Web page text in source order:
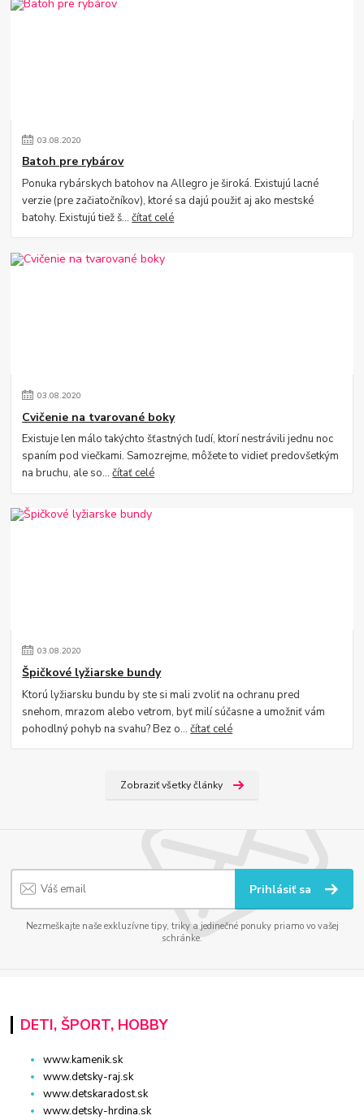
03.08.2020
Batoh pre rybárov
Ponuka rybárskych batohov na Allegro je široká. Existujú lacné
verzie (pre začiatočníkov), ktoré sa dajú použiť aj ako mestské
batohy. Existujú tiež š...čítať celé
03.08.2020
Cvičenie na tvarované boky
Existuje len málo takýchto šťastných ľudí, ktorí nestrávili jednu noc
spaním pod viečkami. Samozrejme, môžete to vidieť predovšetkým
na bruchu, ale so...čítať celé
03.08.2020
Špičkové lyžiarske bundy
Ktorú lyžiarsku bundu by ste si mali zvoliť na ochranu pred
snehom, mrazom alebo vetrom, byť milí súčasne a umožniť vám
pohodlný pohyb na svahu? Bez o...čítať celé
Zobraziť všetky články
Prihlásiť sa
Nezmeškajte naše exkluzívne tipy, triky a jedinečné ponuky priamo vo vašej
schránke.
DETI, ŠPORT, HOBBY
www.kamenik.sk
www.detsky-raj.sk
www.detskaradost.sk
www.detsky-hrdina.sk